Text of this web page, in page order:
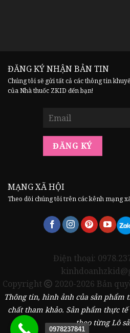
ĐĂNG KÝ NHẬN BẢN TIN
Chúng tôi sẽ gửi tất cả các thông tin
của Nhà thuốc ZKID đến bạn!
MẠNG XÃ HỘI
Theo dõi chúng tôi trên các kênh mạng
Điện thoại:
Copyright
2020-2026 Bản
Thông tin, hình ảnh của sản phẩm
chất tham khảo. Sản phẩm thực
theo từng Lô
0978237841